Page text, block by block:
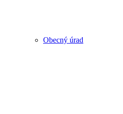
Obecný úrad